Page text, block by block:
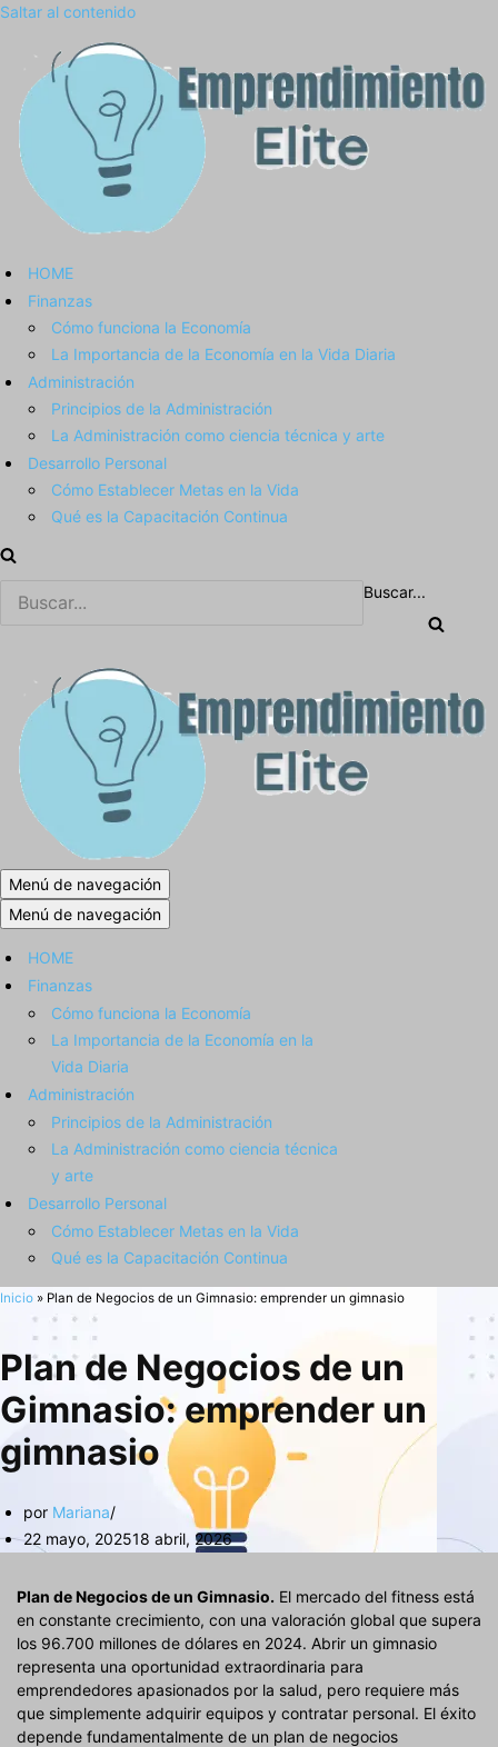
Saltar al contenido
HOME
Finanzas
Cómo funciona la Economía
La Importancia de la Economía en la Vida Diaria
Administración
Principios de la Administración
La Administración como ciencia técnica y arte
Desarrollo Personal
Cómo Establecer Metas en la Vida
Qué es la Capacitación Continua
Buscar...
Menú de navegación
Menú de navegación
HOME
Finanzas
Cómo funciona la Economía
La Importancia de la Economía en la
Vida Diaria
Administración
Principios de la Administración
La Administración como ciencia técnica
y arte
Desarrollo Personal
Cómo Establecer Metas en la Vida
Qué es la Capacitación Continua
Inicio » Plan de Negocios de un Gimnasio: emprender un gimnasio
Plan de Negocios de un
Gimnasio: emprender un
gimnasio
por Mariana
22 mayo, 202518 abril, 2026
Plan de Negocios de un Gimnasio. El mercado del fitness está
en constante crecimiento, con una valoración global que supera
los 96.700 millones de dólares en 2024. Abrir un gimnasio
representa una oportunidad extraordinaria para
emprendedores apasionados por la salud, pero requiere más
que simplemente adquirir equipos y contratar personal. El éxito
depende fundamentalmente de un plan de negocios